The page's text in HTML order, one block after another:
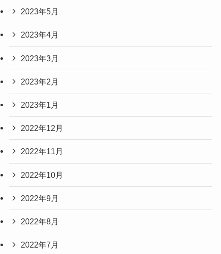
2023年5月
2023年4月
2023年3月
2023年2月
2023年1月
2022年12月
2022年11月
2022年10月
2022年9月
2022年8月
2022年7月